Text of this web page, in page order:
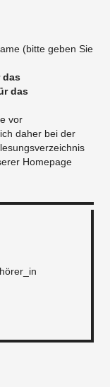
(bitte geben Sie
das
das
vor
daher bei der
Homepage